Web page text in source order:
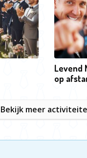
Levend
op
Bekijk meer